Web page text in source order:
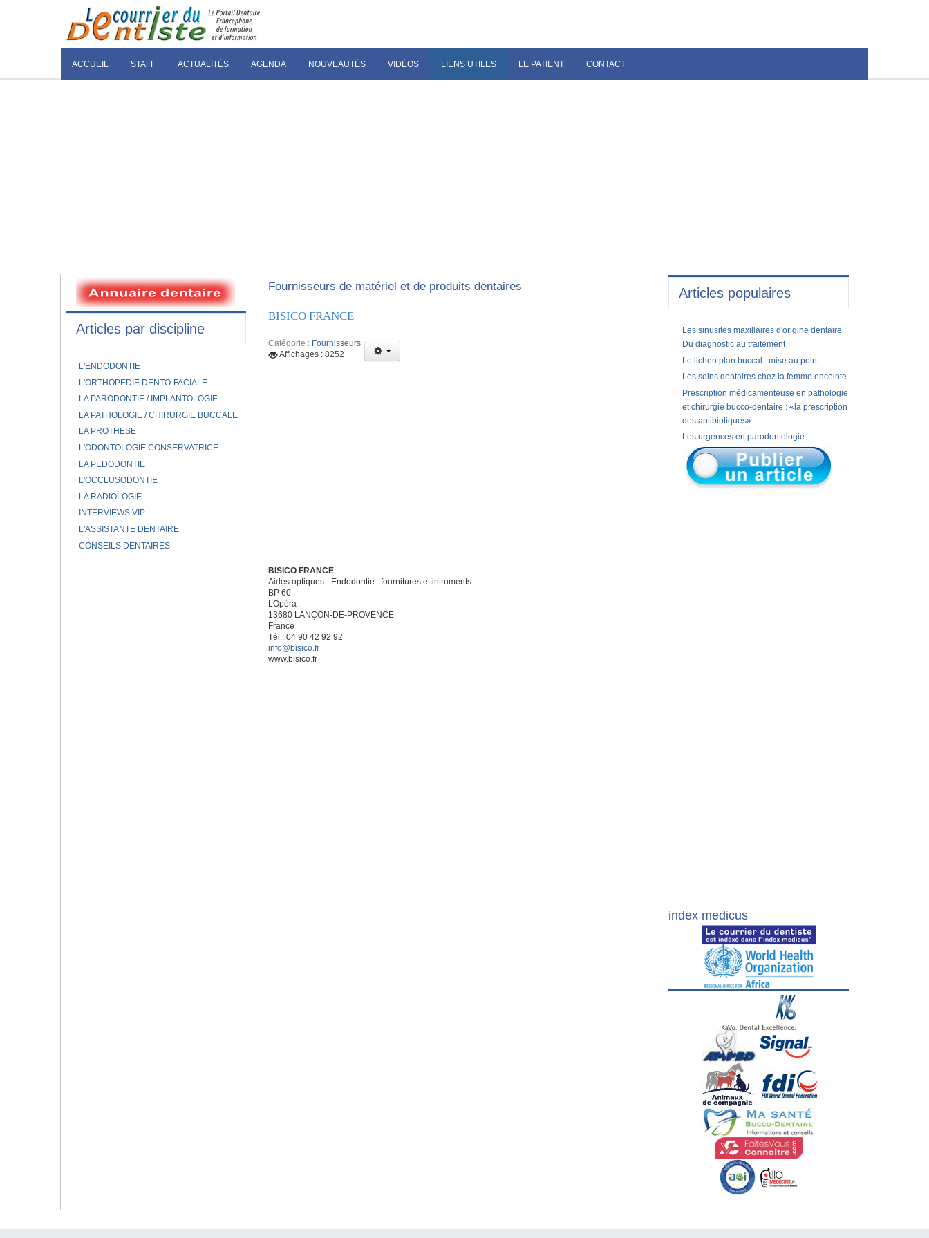
ACCUEIL STAFF ACTUALITÉS AGENDA NOUVEAUTÉS VIDÉOS LIENS UTILES LE PATIENT CONTACT
Fournisseurs de matériel et de produits dentaires
BISICO FRANCE
Catégorie : Fournisseurs
Affichages : 8252
BISICO FRANCE
Aides optiques - Endodontie : fournitures et intruments
BP 60
LOpéra
13680 LANÇON-DE-PROVENCE
France
Tél.: 04 90 42 92 92
info@bisico.fr
www.bisico.fr
Articles par discipline
L'ENDODONTIE
L'ORTHOPEDIE DENTO-FACIALE
LA PARODONTIE / IMPLANTOLOGIE
LA PATHOLOGIE / CHIRURGIE BUCCALE
LA PROTHESE
L'ODONTOLOGIE CONSERVATRICE
LA PEDODONTIE
L'OCCLUSODONTIE
LA RADIOLOGIE
INTERVIEWS VIP
L'ASSISTANTE DENTAIRE
CONSEILS DENTAIRES
Articles populaires
Les sinusites maxillaires d'origine dentaire :
Du diagnostic au traitement
Le lichen plan buccal : mise au point
Les soins dentaires chez la femme enceinte
Prescription médicamenteuse en pathologie
et chirurgie bucco-dentaire : «la prescription
des antibiotiques»
Les urgences en parodontologie
index medicus